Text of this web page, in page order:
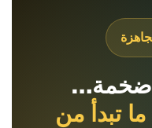
ضخمة…
تبدأ من